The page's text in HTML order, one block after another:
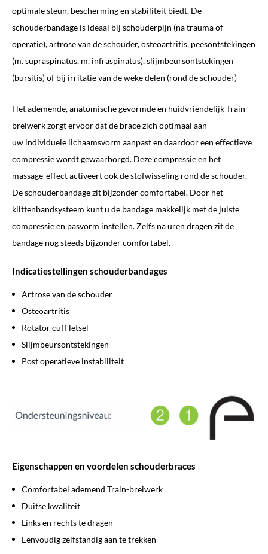
optimale steun, bescherming en stabiliteit biedt. De
schouderbandage is ideaal bij schouderpijn (na trauma of
operatie), artrose van de schouder, osteoartritis, peesontstekingen
(m. supraspinatus, m. infraspinatus), slijmbeursontstekingen
(bursitis) of bij irritatie van de weke delen (rond de schouder)
Het ademende, anatomische gevormde en huidvriendelijk Train-
breiwerk zorgt ervoor dat de brace zich optimaal aan
uw individuele lichaamsvorm aanpasten daardoor een effectieve
compressie wordt gewaarborgd. Deze compressie en het
massage-effect activeert ook de stofwisseling rond de schouder.
De schouderbandage zit bijzonder comfortabel. Door het
klittenbandsysteem kunt u de bandage makkelijk met de juiste
compressie en pasvorm instellen. Zelfs na uren dragen zit de
bandage nog steeds bijzonder comfortabel.
Indicatiestellingen schouderbandages
Artrose van de schouder
Osteoartritis
Rotator cuff letsel
Slijmbeursontstekingen
Post operatieve instabiliteit
Eigenschappen en voordelen schouderbraces
Comfortabel ademend Train-breiwerk
Duitse kwaliteit
Links en rechts te dragen
Eenvoudig zelfstandig aan te trekken